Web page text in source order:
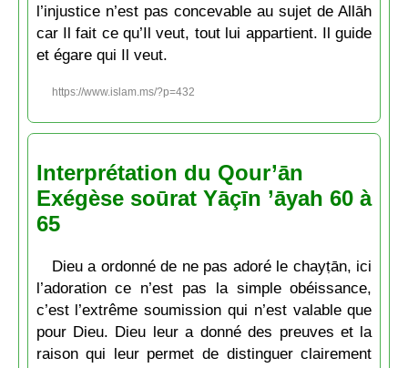
l’injustice n’est pas concevable au sujet de Allāh
car Il fait ce qu’Il veut, tout lui appartient. Il guide
et égare qui Il veut.
https://www.islam.ms/?p=432
Interprétation du Qour’ān
Exégèse soūrat Yāçīn ’āyah 60 à
65
Dieu a ordonné de ne pas adoré le chayṭān, ici
l’adoration ce n’est pas la simple obéissance,
c’est l’extrême soumission qui n’est valable que
pour Dieu. Dieu leur a donné des preuves et la
raison qui leur permet de distinguer clairement